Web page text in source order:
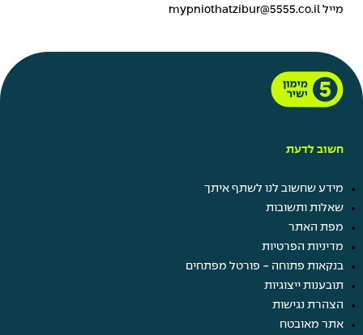
מייל mypniothatzibur@5555.co.il
חשוב לדעת
מידע שחשוב לנו לשתף איתך
שאלות ותשובות
מפת האתר
מדיניות הפרטיות
בנקאות פתוחה - פורטל מפתחים
תובענות ייצוגיות
הצהרת נגישות
אתר מאובטח